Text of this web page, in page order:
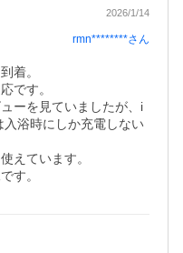
2026/1/14
rmn********さん
着。
です。
ーを見ていましたが、i
浴時にしか充電しない
えています。
す。